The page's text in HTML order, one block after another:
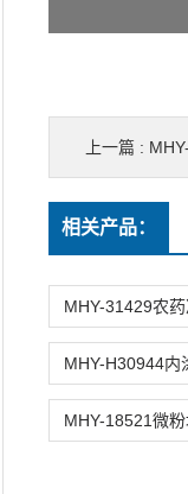
上一篇 :
相关产品：